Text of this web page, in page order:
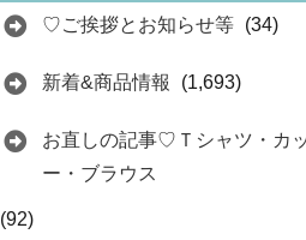
♡ご挨拶とお知らせ等 (34)
新着&商品情報 (1,693)
お直しの記事♡Ｔシャツ・カ
ー・ブラウス
(92)